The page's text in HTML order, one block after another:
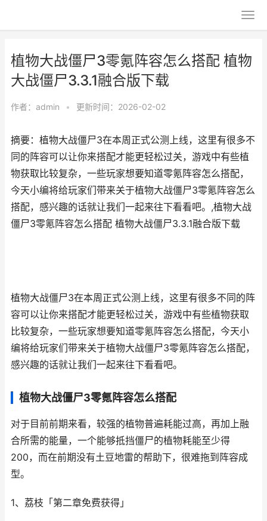
植物大战僵尸3零氪阵容怎么搭配 植物
大战僵尸3.3.1融合版下载
作者： admin • 更新时间：2026-02-02
摘要：植物大战僵尸3在本周正式公测上线，这里有很多不
同的阵容可以让你来搭配才能更轻松过关，游戏中有些植
物获取比较复杂，一些玩家想要知道零氪阵容怎么搭配，
今天小编将给玩家们带来关于植物大战僵尸3零氪阵容怎么
搭配，感兴趣的话就让我们一起来往下看看吧。,植物大战
僵尸3零氪阵容怎么搭配 植物大战僵尸3.3.1融合版下载
植物大战僵尸3在本周正式公测上线，这里有很多不同的阵
容可以让你来搭配才能更轻松过关，游戏中有些植物获取
比较复杂，一些玩家想要知道零氪阵容怎么搭配，今天小
编将给玩家们带来关于植物大战僵尸3零氪阵容怎么搭配，
感兴趣的话就让我们一起来往下看看吧。
植物大战僵尸3零氪阵容怎么搭配
对于目前前期来看，较强的植物普遍耗能过高，再加上融
合所需的能量，一个能够抵挡僵尸的植物耗能至少得
200，而在前期没有土豆地雷的帮助下，很难拖到阵容成
型。
1、荔枝「第二章免费获得」